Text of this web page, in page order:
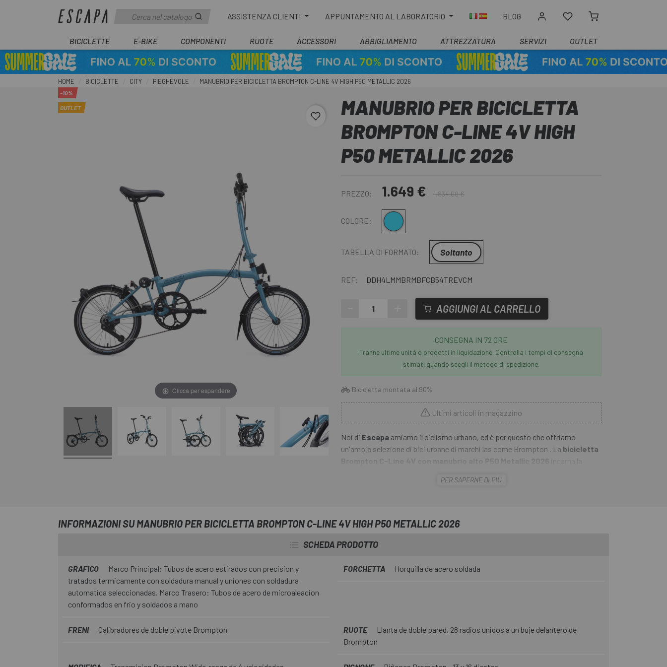
ASSISTENZA CLIENTI APPUNTAMENTO AL LABORATORIO BLOG
BICICLETTE E-BIKE COMPONENTI RUOTE ACCESSORI ABBIGLIAMENTO ATTREZZATURA SERVIZI OUTLET
HOME BICICLETTE CITY PIEGHEVOLE MANUBRIO PER BICICLETTA BROMPTON C-LINE 4V HIGH P50 METALLIC 2026
favorite_border
-10%
OUTLET
Clicca per espandere
MANUBRIO PER BICICLETTA
BROMPTON C-LINE 4V HIGH
P50 METALLIC 2026
PREZZO: 1.649 € 1.834,00 €
COLORE:
Cloud Metallic - Metalic Blue
TABELLA DI FORMATO: Soltanto
REF: DDH4LMMBRMBFCB54TREVCM
AGGIUNGI AL CARRELLO
CONSEGNA IN 72 ORE
Tranne ultime unità o prodotti in liquidazione. Controlla i tempi di consegna
stimati quando scegli il metodo di spedizione.
Bicicletta montata al 90%
Ultimi articoli in magazzino
Noi di Escapa amiamo il ciclismo urbano, ed è per questo che offriamo
un'ampia selezione di bici urbane di marchi las come Brompton . La bicicletta
Brompton C-Line 4V con manubrio alto P50 Metallic 2026
incarna la
provato. E oggi, con una geometria raffinata, eleganti aggiornamenti di design
centinaia di modi per soddisfare le loro esigenze. Alcuni di loro hanno persino
propria vita quotidiana. Con C-Line, le tue opzioni sono sempre aperte.
PER SAPERNE DI PIÙ
INFORMAZIONI SU MANUBRIO PER BICICLETTA BROMPTON C-LINE 4V HIGH P50 METALLIC 2026
SCHEDA PRODOTTO
GRAFICO
Marco Principal: Tubos de acero estirados con precision y
tratados termicamente con soldadura manual y uniones con soldadura
automatica seleccionadas. Marco Trasero: Tubos de acero de microaleacion
conformados en frio y soldados a mano
FORCHETTA Horquilla de acero soldada
FRENI Calibradores de doble pivote Brompton RUOTE
Llanta de doble pared, 28 radios unidos a un buje delantero de
Brompton